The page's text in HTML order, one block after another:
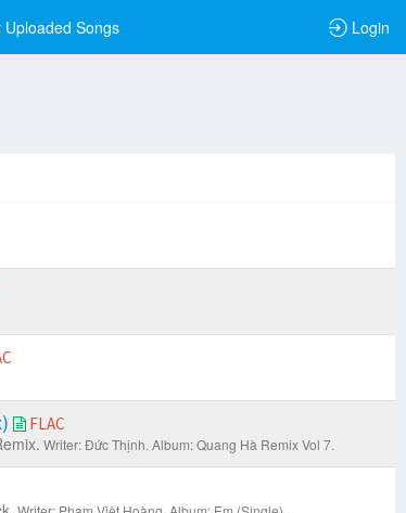
Uploaded Songs Login
FLAC
Writer: Đức Thịnh. Album: Quang Hà Remix Vol 7.